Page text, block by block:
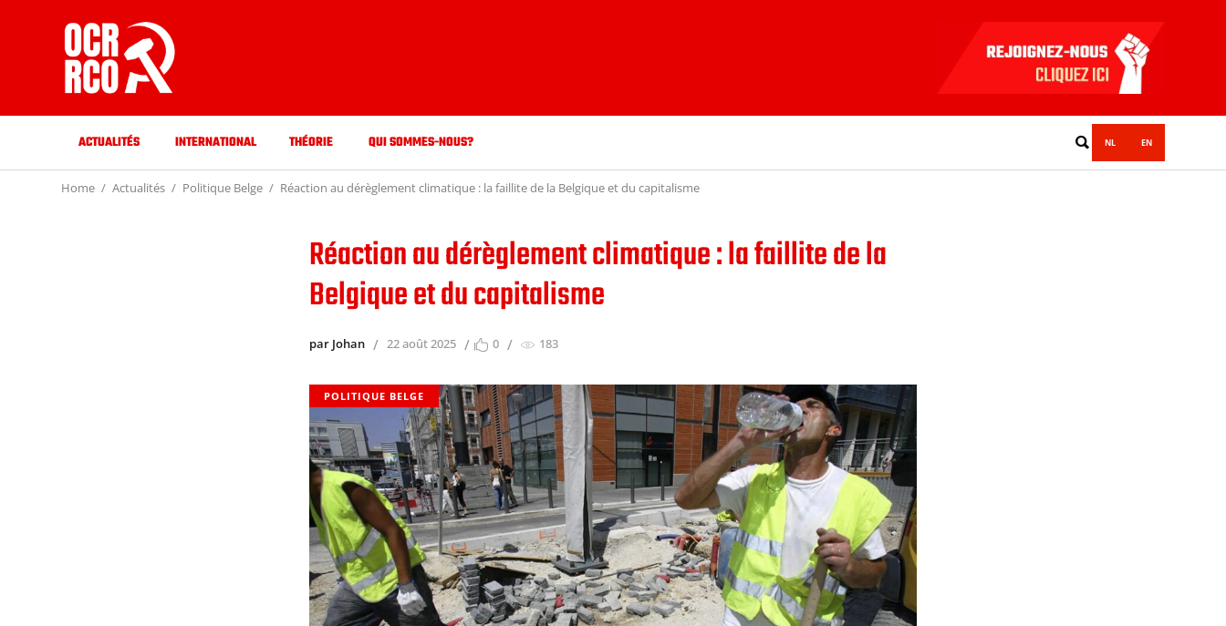
ACTUALITÉS INTERNATIONAL THÉORIE QUI SOMMES-NOUS? NL EN
Home Actualités Politique Belge Réaction au dérèglement climatique : la faillite de la Belgique et du capitalisme
Réaction au dérèglement climatique : la faillite de la
Belgique et du capitalisme
par Johan 22 août 2025 0 183
POLITIQUE BELGE